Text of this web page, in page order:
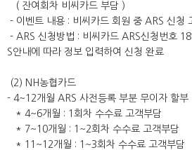
( 잔여회차 비씨카드 부담 )
- 이벤트 내용 : 비씨카드 회원 중 ARS 신청
- ARS 신청방법 : 비씨카드 ARS신청번호
S안내에 따라 정보 입력하여 신청 완료
(2) NH농협카드
- 4~12개월 ARS 사전등록 부분 무이자 할부
* 4~6개월 : 1회차 수수료 고객부담
* 7~10개월 : 1~2회차 수수료 고객부담
* 11~12개월 : 1~3회차 수수료 고객부담